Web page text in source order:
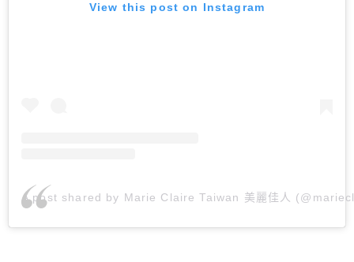
View this post on Instagram
A post shared by Marie Claire Taiwan 美麗佳人